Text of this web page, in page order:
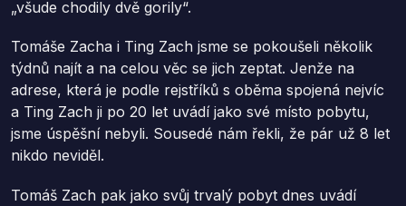
„všude chodily dvě gorily“.
Tomáše Zacha i Ting Zach jsme se pokoušeli několik
týdnů najít a na celou věc se jich zeptat. Jenže na
adrese, která je podle rejstříků s oběma spojená nejvíc
a Ting Zach ji po 20 let uvádí jako své místo pobytu,
jsme úspěšní nebyli. Sousedé nám řekli, že pár už 8 let
nikdo neviděl.
Tomáš Zach pak jako svůj trvalý pobyt dnes uvádí